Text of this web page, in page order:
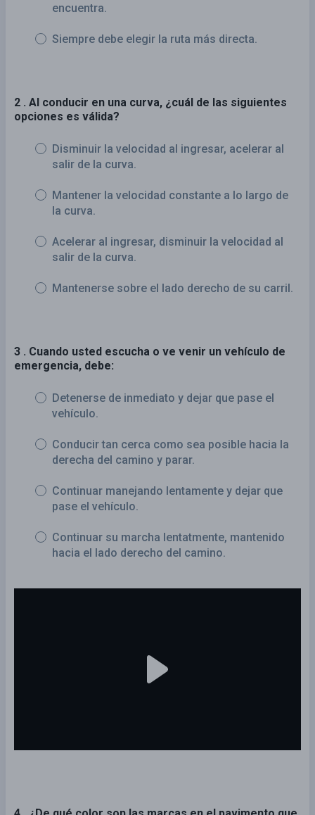
encuentra.
Siempre debe elegir la ruta más directa.
2 . Al conducir en una curva, ¿cuál de las siguientes
opciones es válida?
Disminuir la velocidad al ingresar, acelerar al
salir de la curva.
Mantener la velocidad constante a lo largo de
la curva.
Acelerar al ingresar, disminuir la velocidad al
salir de la curva.
Mantenerse sobre el lado derecho de su carril.
3 . Cuando usted escucha o ve venir un vehículo de
emergencia, debe:
Detenerse de inmediato y dejar que pase el
vehículo.
Conducir tan cerca como sea posible hacia la
derecha del camino y parar.
Continuar manejando lentamente y dejar que
pase el vehículo.
Continuar su marcha lentatmente, mantenido
hacia el lado derecho del camino.